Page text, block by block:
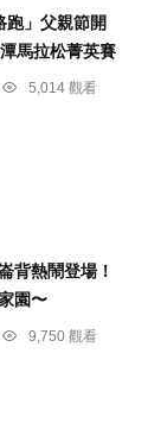
跑」父親節開
馬拉松菁英賽
5,014 觀看
背熱鬧登場！
園〜
9,750 觀看